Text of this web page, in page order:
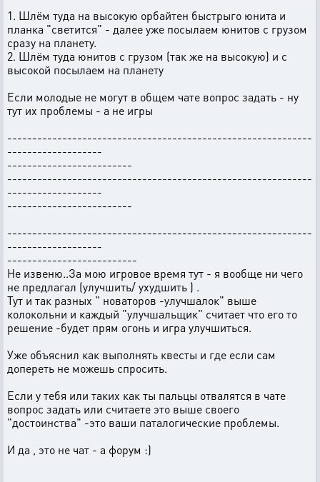
1. Шлём туда на высокую орбайтен быстрыго юнита и
планка "светится" - далее уже посылаем юнитов с грузом
сразу на планету.
2. Шлём туда юнитов с грузом (так же на высокую) и с
высокой посылаем на планету
Если молодые не могут в общем чате вопрос задать - ну
тут их проблемы - а не игры
-------------------------------------------------------------
-------------------
-------------------------
-------------------------------------------------------------
-------------------
-------------------------
-------------------------------------------------------------
-------------------
--------------------------
Не извеню..За мою игровое время тут - я вообще ни чего
не предлагал (улучшить/ ухудшить ) .
Тут и так разных " новаторов -улучшалок" выше
колокольни и каждый "улучшальщик" считает что его то
решение -будет прям огонь и игра улучшиться.
Уже объяснил как выполнять квесты и где если сам
допереть не можешь спросить.
Если у тебя или таких как ты пальцы отвалятся в чате
вопрос задать или считаете это выше своего
"достоинства" -это ваши паталогические проблемы.
И да , это не чат - а форум :)